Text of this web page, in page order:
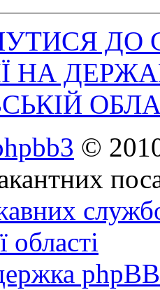
ДО
НА
©
області
phpBB